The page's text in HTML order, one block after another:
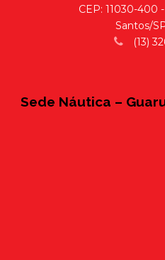
CEP: 11030-400
Santos/
(13)
Sede Náutica –